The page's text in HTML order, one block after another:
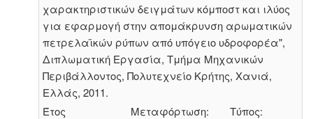
χαρακτηριστικών δειγμάτων κόμποστ και ιλύος
για εφαρμογή στην απομάκρυνση αρωματικών
πετρελαϊκών ρύπων από υπόγειο υδροφορέα",
Διπλωματική Εργασία, Τμήμα Μηχανικών
Περιβάλλοντος, Πολυτεχνείο Κρήτης, Χανιά,
Ελλάς, 2011.
Έτος
Μεταφόρτωση:
Τύπος: